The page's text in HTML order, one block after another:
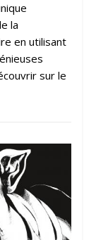
la
en utilisant
sur le